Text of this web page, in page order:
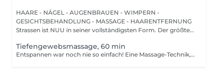
HAARE - NÄGEL - AUGENBRAUEN - WIMPERN -
GESICHTSBEHANDLUNG - MASSAGE - HAARENTFERNUNG
Strassen ist NUU in seiner vollständigsten Form. Der größte
Tiefengewebsmassage, 60 min
Entspannen war noch nie so einfach! Eine Massage-Technik, die hauptsächlich zur Behandlung von muskuloskelettalen Problemen wie Verstauchungen und Sportverletzungen verwendet wird. Sie besteht darin, anhaltenden Druck mit langsamen, tiefen Streichbewegungen auf die inneren Schichten Ihrer Muskeln und Bindegewebe auszuüben. Dadurch wird Narbengewebe, das nach einer Verletzung entsteht, aufgebrochen und die Spannung in Muskeln und Gewebe reduziert. Vorteile einer Tiefengewebsmassage: - verbessert das Immunsystem des Körpers - hilft bei der Behandlung von Muskelschmerzen - verbessert Steifheit Wie wird eine Tiefengewebsmassage durchgeführt? - Kopf und Nacken werden massiert - Schultern und Rücken werden massiert - Hände und Arme werden massiert - Füße und Beine werden massiert - Bauch wird massiert Altersbeschränkungen: Es gibt keine Altersbeschränkungen für dieses Verfahren. Empfehlungen nach dem Verfahren: Treiben Sie 2-3 Stunden nach dem Eingriff keinen Sport und machen Sie keine scharfen Bewegungen. Häufigkeit: 1-2 Mal pro Woche, insgesamt 10 Mal. Wiederholen Sie dies alle 3-6 Monate.